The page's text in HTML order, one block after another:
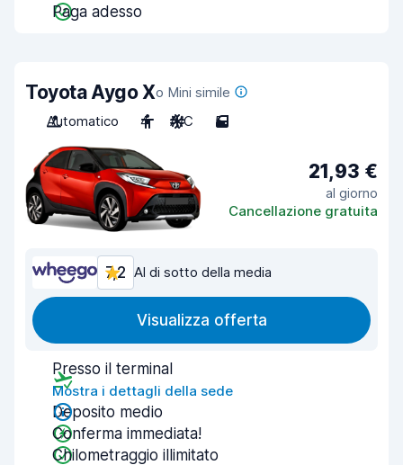
Paga adesso
Toyota Aygo Xo Mini simile
Automatico
4 A/C 5
21,93 €
al giorno
Cancellazione gratuita
7,2 Al di sotto della media
Visualizza offerta
Presso il terminal
Mostra i dettagli della sede
Deposito medio
Conferma immediata!
Chilometraggio illimitato